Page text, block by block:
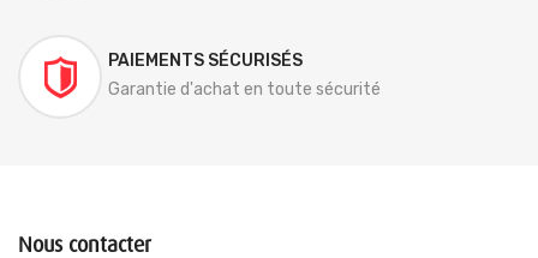
PAIEMENTS SÉCURISÉS
Garantie d'achat en toute sécurité
Nous contacter